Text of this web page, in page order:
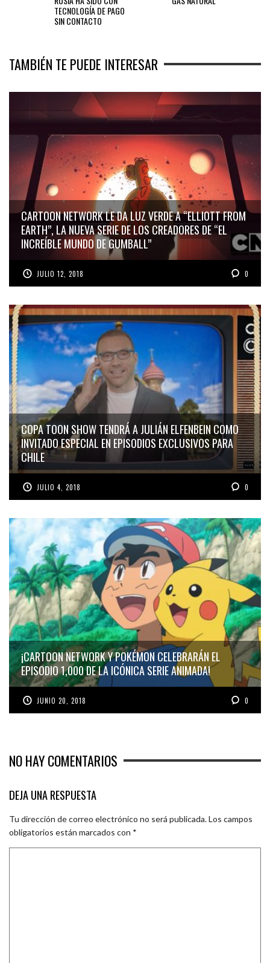
TECNOLOGÍA DE PAGO
SIN CONTACTO
TAMBIÉN TE PUEDE INTERESAR
CARTOON NETWORK LE DA LUZ VERDE A “ELLIOTT FROM
EARTH”, LA NUEVA SERIE DE LOS CREADORES DE “EL
INCREÍBLE MUNDO DE GUMBALL”
JULIO 12, 2018 0
COPA TOON SHOW TENDRÁ A JULIÁN ELFENBEIN COMO
INVITADO ESPECIAL EN EPISODIOS EXCLUSIVOS PARA
CHILE
JULIO 4, 2018 0
¡CARTOON NETWORK Y POKÉMON CELEBRARÁN EL
EPISODIO 1,000 DE LA ICÓNICA SERIE ANIMADA!
JUNIO 20, 2018 0
NO HAY COMENTARIOS
DEJA UNA RESPUESTA
Tu dirección de correo electrónico no será publicada.Los campos
obligatorios están marcados con *